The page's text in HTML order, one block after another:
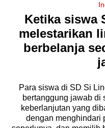
Menu
Ketika siswa
melestarikan
berbelanja
Para siswa di SD Si
bertanggung jawab di
keberlanjutan yang
dengan menghindari
longer
supported
know
it's
a
hassle